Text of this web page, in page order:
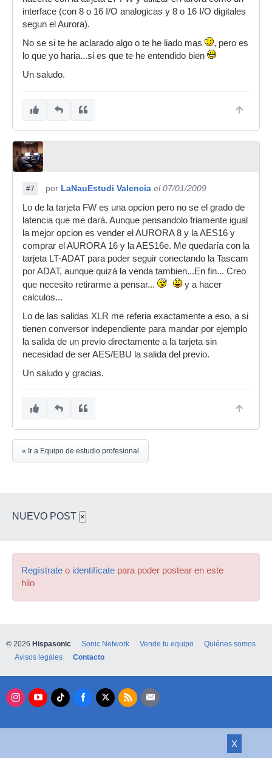
interface (con 8 o 16 I/O analogicas y 8 o 16 I/O digitales
segun el Aurora).
No se si te he aclarado algo o te he liado mas
, pero es
lo que yo haria...si es que te he entendido bien
Un saludo.
#7 por LaNauEstudi Valencia el 07/01/2009
Lo de la tarjeta FW es una opcion pero no se el grado de
latencia que me dará. Aunque pensandolo friamente igual
la mejor opcion es vender el AURORA 8 y la AES16 y
comprar el AURORA 16 y la AES16e. Me quedaría con la
tarjeta LT-ADAT para poder seguir conectando la Tascam
por ADAT, aunque quizá la venda tambien...En fin... Creo
que necesito retirarme a pensar...
y a hacer
calculos...
Lo de las salidas XLR me referia exactamente a eso, a si
tienen conversor independiente para mandar por ejemplo
la salida de un previo directamente a la tarjeta sin
necesidad de ser AES/EBU la salida del previo.
Un saludo y gracias.
« Ir a Equipo de estudio profesional
NUEVO POST ×
Regístrate o identifícate para poder postear en este
hilo
X
© 2026 Hispasonic Sonic Network Vende tu equipo
Quiénes somos
Avisos legales
Contacto